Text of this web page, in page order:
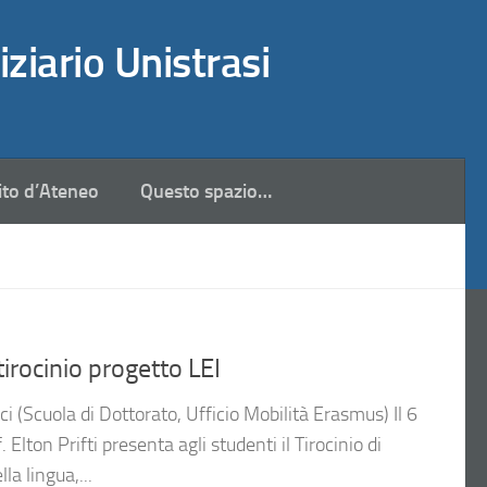
Unistrasi
d’Ateneo Questo spazio…
progetto LEI
(Scuola di Dottorato, Ufficio Mobilità Erasmus) Il 6
Elton Prifti presenta agli studenti il Tirocinio di
lingua,...